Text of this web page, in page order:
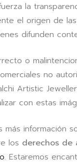
la
el origen de
difunden
o
no
Artistic
con estas
más información
los derechos de
. Estaremos